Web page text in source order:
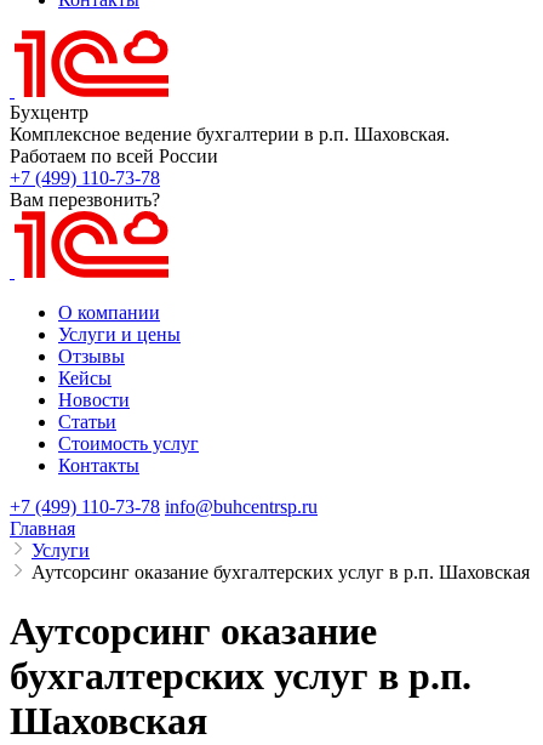
Бухцентр
Комплексное ведение бухгалтерии в р.п. Шаховская.
Работаем по всей России
+7 (499) 110-73-78
Вам перезвонить?
О компании
Услуги и цены
Отзывы
Кейсы
Новости
Статьи
Стоимость услуг
Контакты
+7 (499) 110-73-78 info@buhcentrsp.ru
Главная
Услуги
Аутсорсинг оказание бухгалтерских услуг в р.п. Шаховская
Аутсорсинг оказание
бухгалтерских услуг в р.п.
Шаховская